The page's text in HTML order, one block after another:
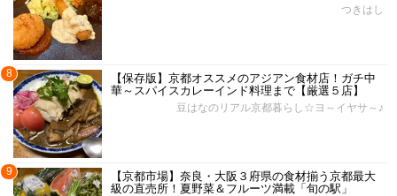
つきはし
8
【保存版】京都オススメのアジアン食材店！ガチ中
華～スパイスカレーインド料理まで【厳選５店】
豆はなのリアル京都暮らし☆ヨ～イヤサ～♪
9
【京都市場】奈良・大阪３府県の食材揃う京都最大
級の直売所！夏野菜＆フルーツ満載「旬の駅」